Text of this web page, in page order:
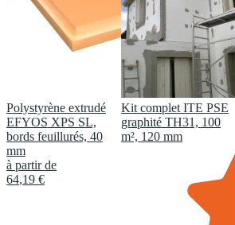
Polystyrène extrudé
EFYOS XPS SL,
bords feuillurés, 40
mm
à partir de
64,19 €
Kit complet ITE PSE
graphité TH31, 100
m², 120 mm